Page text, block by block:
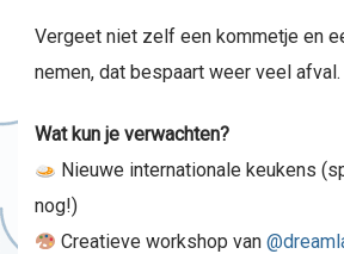
Vergeet niet zelf een kommetje en
nemen, dat bespaart weer veel afval.
Wat kun je verwachten?
Nieuwe internationale keukens
nog!)
Creatieve workshop van